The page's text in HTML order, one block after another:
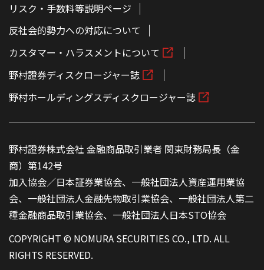
リスク・手数料等説明ページ
反社会的勢力への対応について
カスタマー・ハラスメントについて
野村證券ディスクロージャー誌
野村ホールディングスディスクロージャー誌
野村證券株式会社 金融商品取引業者 関東財務局長（金
商）第142号
加入協会／日本証券業協会、一般社団法人資産運用業協
会、一般社団法人金融先物取引業協会、一般社団法人第二
種金融商品取引業協会、一般社団法人日本STO協会
COPYRIGHT © NOMURA SECURITIES CO., LTD. ALL
RIGHTS RESERVED.